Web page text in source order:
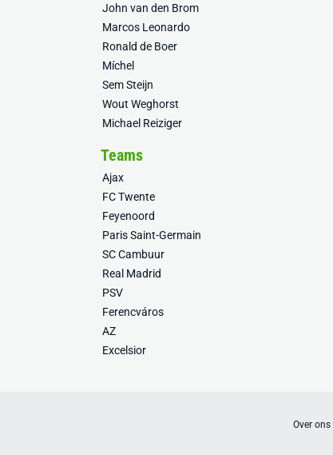
John van den Brom
Marcos Leonardo
Ronald de Boer
Míchel
Sem Steijn
Wout Weghorst
Michael Reiziger
Teams
Ajax
FC Twente
Feyenoord
Paris Saint-Germain
SC Cambuur
Real Madrid
PSV
Ferencváros
AZ
Excelsior
Over ons